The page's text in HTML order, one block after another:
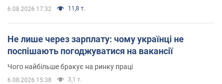
6.08.2026 17:32 11,8 т.
Не лише через зарплату: чому українці не
поспішають погоджуватися на вакансії
Чого найбільше бракує на ринку праці
6.08.2026 15:38 3,1 т.